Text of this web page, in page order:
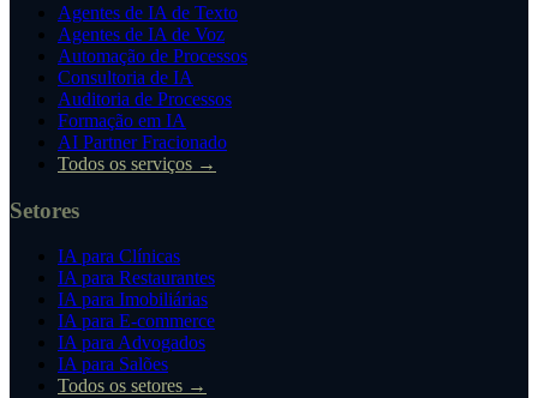
Agentes de IA de Texto
Agentes de IA de Voz
Automação de Processos
Consultoria de IA
Auditoria de Processos
Formação em IA
AI Partner Fracionado
Todos os serviços →
Setores
IA para Clínicas
IA para Restaurantes
IA para Imobiliárias
IA para E-commerce
IA para Advogados
IA para Salões
Todos os setores →